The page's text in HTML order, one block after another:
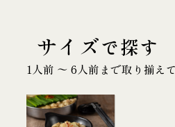
サイズで探す
1人前 〜 6人前まで取り揃え